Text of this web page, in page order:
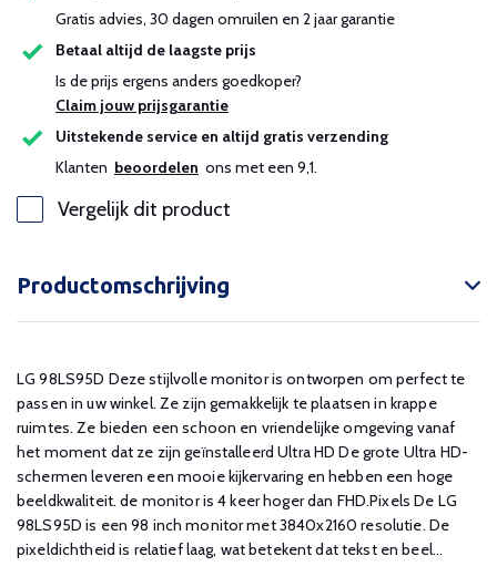
Gratis advies, 30 dagen omruilen en 2 jaar garantie
Betaal altijd de laagste prijs
Is de prijs ergens anders goedkoper?
Claim jouw prijsgarantie
Uitstekende service en altijd gratis verzending
Klanten beoordelen ons met een 9,1.
Vergelijk dit product
Productomschrijving
LG 98LS95D Deze stijlvolle monitor is ontworpen om perfect te
passen in uw winkel. Ze zijn gemakkelijk te plaatsen in krappe
ruimtes. Ze bieden een schoon en vriendelijke omgeving vanaf
het moment dat ze zijn geïnstalleerd Ultra HD De grote Ultra HD-
schermen leveren een mooie kijkervaring en hebben een hoge
beeldkwaliteit. de monitor is 4 keer hoger dan FHD.Pixels De LG
98LS95D is een 98 inch monitor met 3840x2160 resolutie. De
pixeldichtheid is relatief laag, wat betekent dat tekst en beel...